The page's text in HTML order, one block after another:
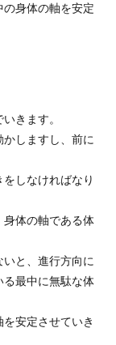
を理解して、
よね。挑戦してみ
のあったら便
といった基本の持ち
利なのかがわから
はどちらかそ
身体の軸を安定
きます。
しますし、前に
しなければなり
身体の軸である体
と、進行方向に
最中に無駄な体
安定させていき